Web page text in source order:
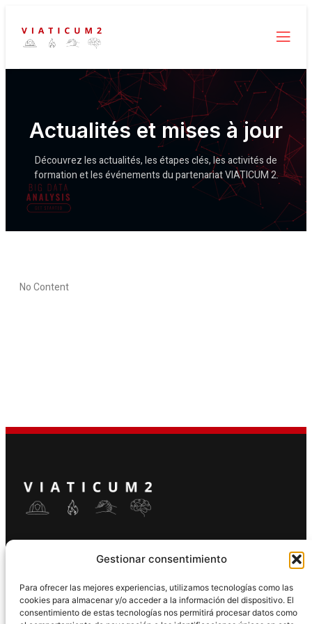
Gestionar consentimiento
Para ofrecer las mejores experiencias, utilizamos tecnologías como las
cookies para almacenar y/o acceder a la información del dispositivo. El
consentimiento de estas tecnologías nos permitirá procesar datos como
Actualités et mises à jour
Découvrez les actualités, les étapes clés, les activités de
formation et les événements du partenariat VIATICUM 2.
No Content